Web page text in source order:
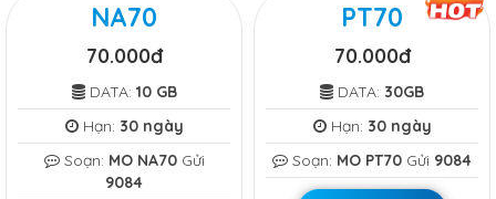
NA70
70.000đ
DATA: 10 GB
Hạn: 30 ngày
Soạn: MO NA70Gửi
9084
PT70
70.000đ
DATA: 30GB
Hạn: 30 ngày
Soạn: MO PT70 Gửi 9084